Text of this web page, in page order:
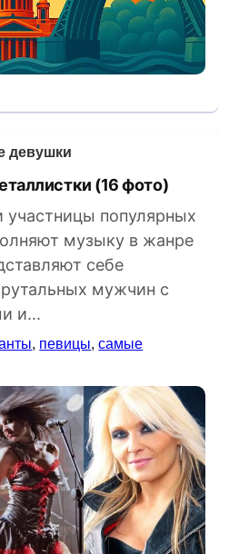
девушки
(16 фото)
популярных
музыку в жанре
себе
мужчин с
и...
, певицы,самые